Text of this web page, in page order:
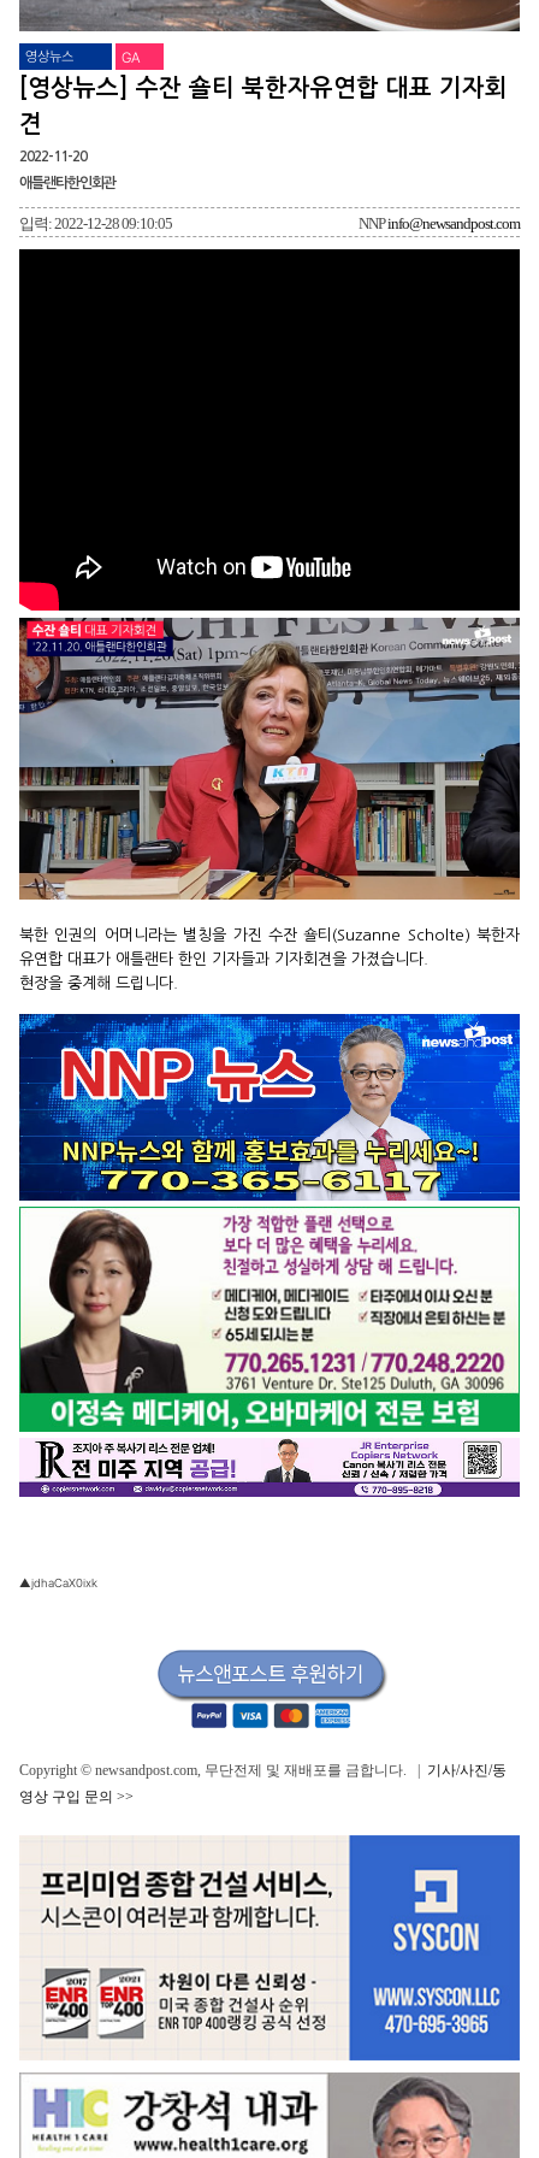
영상뉴스 GA
[영상뉴스] 수잔 숄티 북한자유연합 대표 기자회
견
2022-11-20
애틀랜타한인회관
입력: 2022-12-28 09:10:05 NNPinfo@newsandpost.com
북한 인권의 어머니라는 별칭을 가진 수잔 숄티(Suzanne Scholte) 북한자
유연합 대표가 애틀랜타 한인 기자들과 기자회견을 가졌습니다.
현장을 중계해 드립니다.
▲jdhaCaX0ixk
Copyright © newsandpost.com, 무단전제 및 재배포를 금합니다. | 기사/사진/동
영상 구입 문의 >>